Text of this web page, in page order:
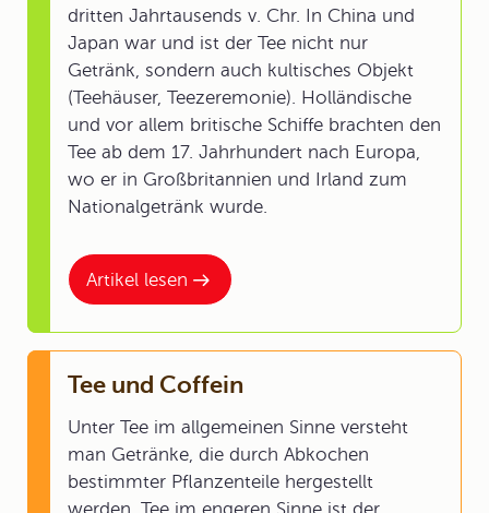
Artikel lesen
dritten Jahrtausends v. Chr. In China und
Japan war und ist der Tee nicht nur
Getränk, sondern auch kultisches Objekt
(Teehäuser, Teezeremonie). Holländische
und vor allem britische Schiffe brachten den
Tee ab dem 17. Jahrhundert nach Europa,
wo er in Großbritannien und Irland zum
Nationalgetränk wurde.
Tee und Coffein
Unter Tee im allgemeinen Sinne versteht
man Getränke, die durch Abkochen
bestimmter Pflanzenteile hergestellt